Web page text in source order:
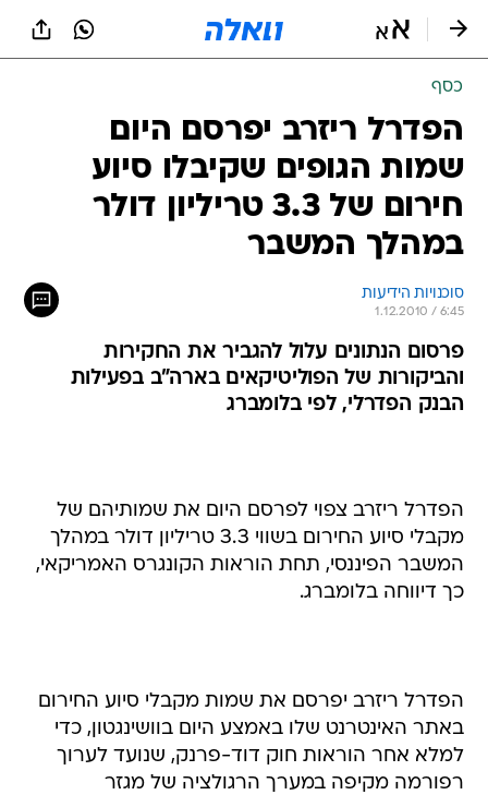
כסף
הפדרל ריזרב יפרסם היום
שמות הגופים שקיבלו סיוע
חירום של 3.3 טריליון דולר
במהלך המשבר
סוכנויות הידיעות
1.12.2010 / 6:45
פרסום הנתונים עלול להגביר את החקירות
והביקורות של הפוליטיקאים בארה"ב בפעילות
הבנק הפדרלי, לפי בלומברג
הפדרל ריזרב צפוי לפרסם היום את שמותיהם של
מקבלי סיוע החירום בשווי 3.3 טריליון דולר במהלך
המשבר הפיננסי, תחת הוראות הקונגרס האמריקאי,
כך דיווחה בלומברג.
הפדרל ריזרב יפרסם את שמות מקבלי סיוע החירום
באתר האינטרנט שלו באמצע היום בוושינגטון, כדי
למלא אחר הוראות חוק דוד-פרנק, שנועד לערוך
רפורמה מקיפה במערך הרגולציה של מגזר